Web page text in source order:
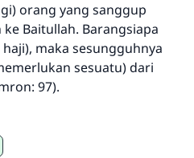
orang yang sanggup
Baitullah. Barangsiapa
maka sesungguhnya
sesuatu) dari
97).
jawaban untuk umat
Rasulullah ﷺ bersabda
suatu kebaikan,
pahala yang
yang melakukannya"